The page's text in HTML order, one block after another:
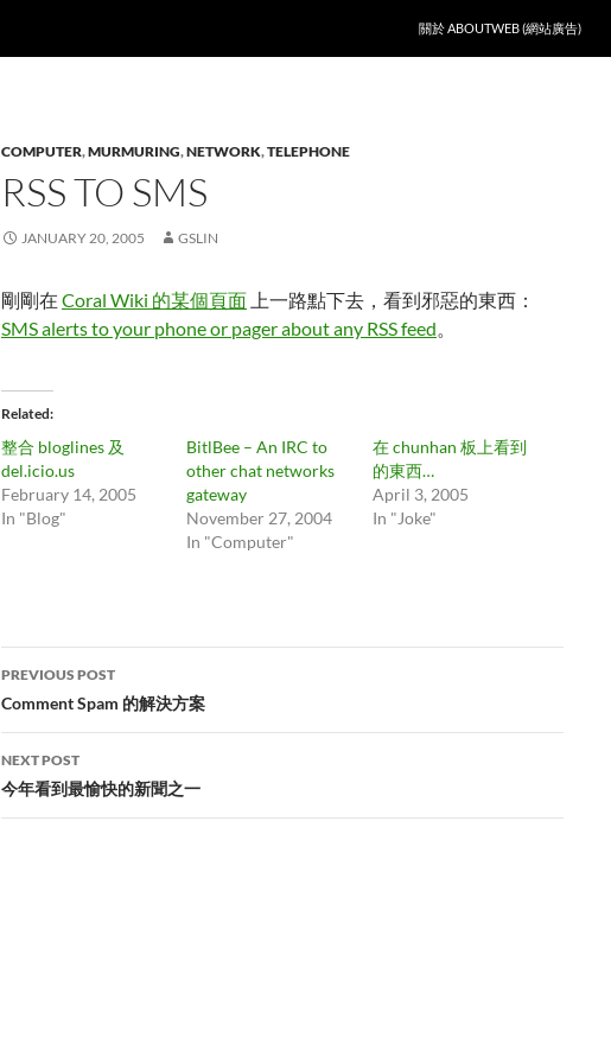
關於 ABOUTWEB (網站廣告)
COMPUTER,MURMURING,NETWORK,TELEPHONE
RSS TO SMS
JANUARY 20, 2005 GSLIN
剛剛在 Coral Wiki 的某個頁面 上一路點下去，看到邪惡的東西：
SMS alerts to your phone or pager about any RSS feed。
Related
整合 bloglines 及
del.icio.us
February 14, 2005
In "Blog"
BitlBee – An IRC to
other chat networks
gateway
November 27, 2004
In "Computer"
在 chunhan 板上看到
的東西…
April 3, 2005
In "Joke"
Post
navigation
PREVIOUS POST
Comment Spam 的解決方案
NEXT POST
今年看到最愉快的新聞之一